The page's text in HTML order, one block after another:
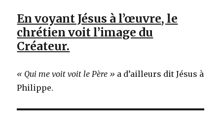
En voyant Jésus à l’œuvre, le
chrétien voit l’image du
Créateur.
« Qui me voit voit le Père » a d’ailleurs dit Jésus à
Philippe.